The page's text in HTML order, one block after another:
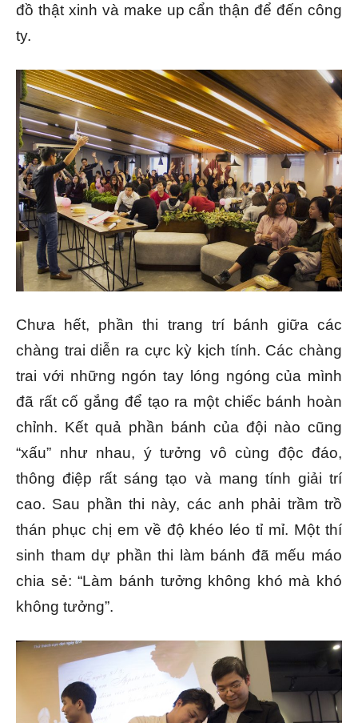
đồ thật xinh và make up cẩn thận để đến công
ty.
Chưa hết, phần thi trang trí bánh giữa các
chàng trai diễn ra cực kỳ kịch tính. Các chàng
trai với những ngón tay lóng ngóng của mình
đã rất cố gắng để tạo ra một chiếc bánh hoàn
chỉnh. Kết quả phần bánh của đội nào cũng
“xấu” như nhau, ý tưởng vô cùng độc đáo,
thông điệp rất sáng tạo và mang tính giải trí
cao. Sau phần thi này, các anh phải trầm trồ
thán phục chị em về độ khéo léo tỉ mỉ. Một thí
sinh tham dự phần thi làm bánh đã mếu máo
chia sẻ: “Làm bánh tưởng không khó mà khó
không tưởng”.